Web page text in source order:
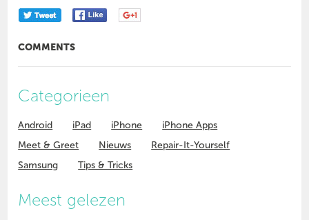
COMMENTS
Categorieen
Android iPad iPhone
iPhone Apps
Meet & Greet
Nieuws
Repair-It-Yourself
Samsung
Tips & Tricks
Meest gelezen